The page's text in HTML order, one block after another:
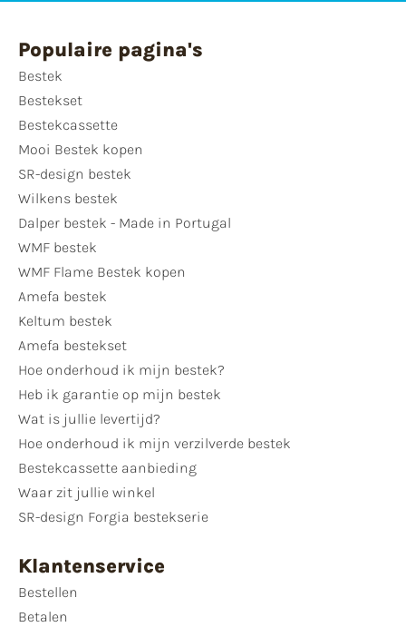
Populaire pagina's
Bestek
Bestekset
Bestekcassette
Mooi Bestek kopen
SR-design bestek
Wilkens bestek
Dalper bestek - Made in Portugal
WMF bestek
WMF Flame Bestek kopen
Amefa bestek
Keltum bestek
Amefa bestekset
Hoe onderhoud ik mijn bestek?
Heb ik garantie op mijn bestek
Wat is jullie levertijd?
Hoe onderhoud ik mijn verzilverde bestek
Bestekcassette aanbieding
Waar zit jullie winkel
SR-design Forgia bestekserie
Klantenservice
Bestellen
Betalen